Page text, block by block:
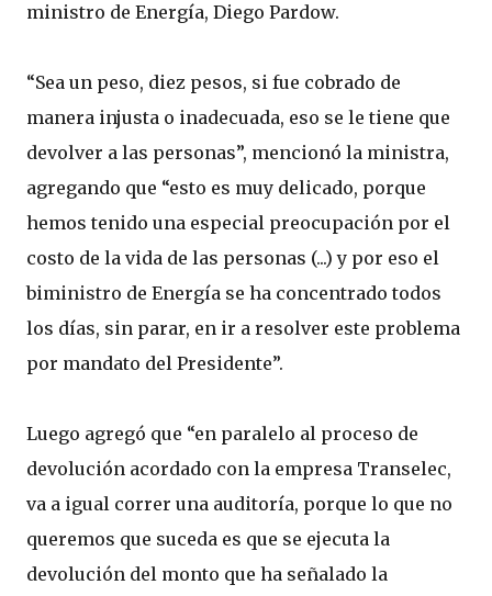
ministro de Energía, Diego Pardow.
“Sea un peso, diez pesos, si fue cobrado de
manera injusta o inadecuada, eso se le tiene que
devolver a las personas”, mencionó la ministra,
agregando que “esto es muy delicado, porque
hemos tenido una especial preocupación por el
costo de la vida de las personas (...) y por eso el
biministro de Energía se ha concentrado todos
los días, sin parar, en ir a resolver este problema
por mandato del Presidente”.
Luego agregó que “en paralelo al proceso de
devolución acordado con la empresa Transelec,
va a igual correr una auditoría, porque lo que no
queremos que suceda es que se ejecuta la
devolución del monto que ha señalado la